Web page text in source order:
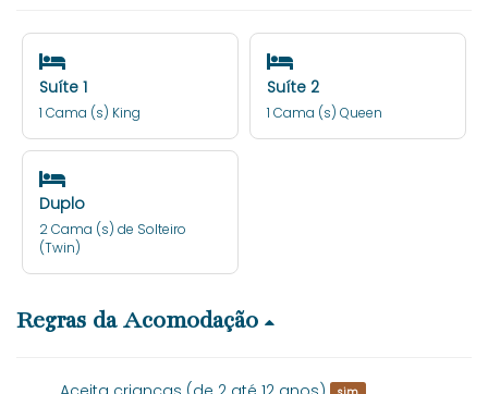
Suíte 1
1 Cama (s) King
Suíte 2
1 Cama (s) Queen
Duplo
2 Cama (s) de Solteiro
(Twin)
Regras da Acomodação